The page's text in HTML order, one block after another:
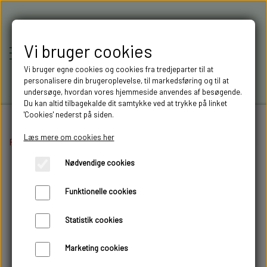
RC-MODELLER,
MODELTRUCKS,
MODELLASTBILER & 3D
FILAMENT I AARHUS M.FL.
Forside Byggesæt Lastbiler
Vi bruger cookies
Vi bruger egne cookies og cookies fra tredjeparter til at
personalisere din brugeroplevelse, til markedsføring og til at
undersøge, hvordan vores hjemmeside anvendes af besøgende.
Du kan altid tilbagekalde dit samtykke ved at trykke på linket
'Cookies' nederst på siden.
Læs mere om cookies her
Nødvendige cookies
Funktionelle cookies
Statistik cookies
Marketing cookies